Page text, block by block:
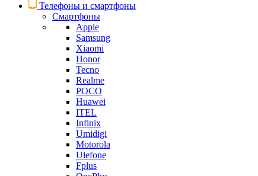
Телефоны и смартфоны
Смартфоны
Apple
Samsung
Xiaomi
Honor
Tecno
Realme
POCO
Huawei
ITEL
Infinix
Umidigi
Motorola
Ulefone
Fplus